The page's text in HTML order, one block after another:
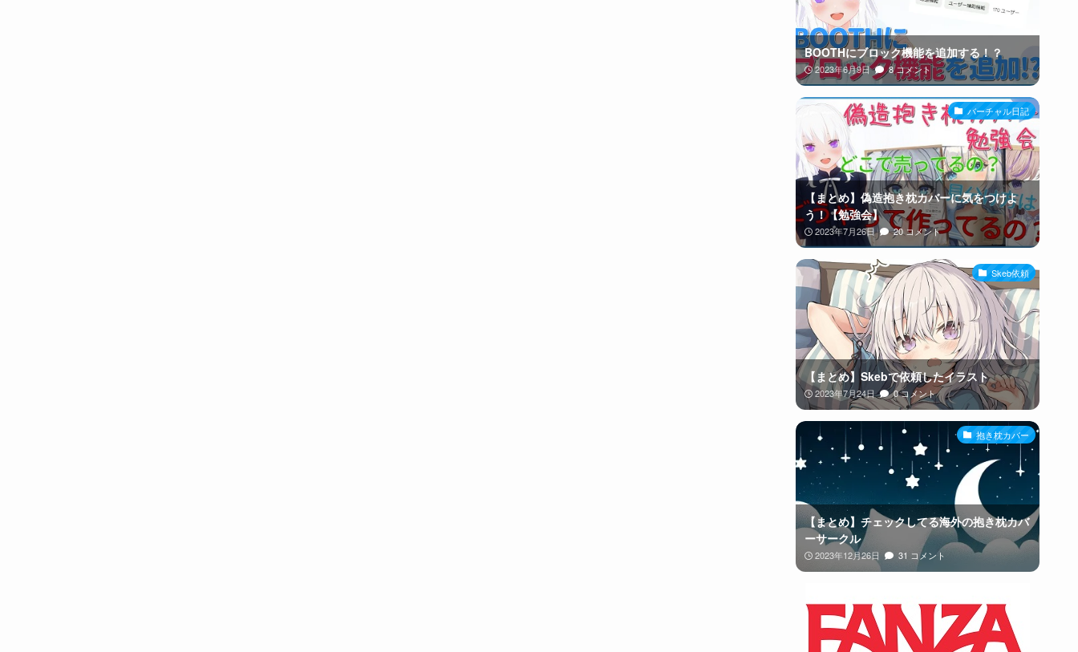
BOOTHにブロック機能を追加する！？
2023年6月9日 8 コメント
バーチャル日記
【まとめ】偽造抱き枕カバーに気をつけよ
う！【勉強会】
2023年7月26日 20 コメント
Skeb依頼
【まとめ】Skebで依頼したイラスト
2023年7月24日 0 コメント
抱き枕カバー
【まとめ】チェックしてる海外の抱き枕カバ
ーサークル
2023年12月26日 31 コメント